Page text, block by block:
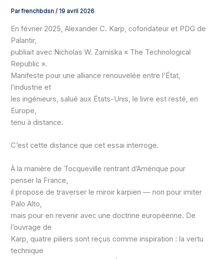
Parfrenchbdsn/ 19 avril 2026
En février 2025, Alexander C. Karp, cofondateur et PDG de
Palantir,
publiait avec Nicholas W. Zamiska « The Technological
Republic ».
Manifeste pour une alliance renouvelée entre l’État,
l’industrie et
les ingénieurs, salué aux États-Unis, le livre est resté, en
Europe,
tenu à distance.
C’est cette distance que cet essai interroge.
À la manière de Tocqueville rentrant d’Amérique pour
penser la France,
il propose de traverser le miroir karpien — non pour imiter
Palo Alto,
mais pour en revenir avec une doctrine européenne. De
l’ouvrage de
Karp, quatre piliers sont reçus comme inspiration : la vertu
technique